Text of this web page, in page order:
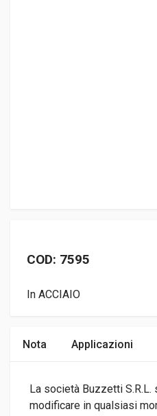
COD: 7595
In ACCIAIO
Nota Applicazioni
La società Buzzetti
modificare in qualsiasi